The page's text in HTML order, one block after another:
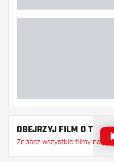
Spersonalizowane
tylko w przypadku wad
Prosimy nie płacić
OBEJRZYJ FILM O TYM
Zobacz wszystkie filmy na